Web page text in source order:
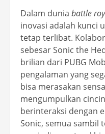
Dalam dunia battle
inovasi adalah kunci
tetap terlibat.
sebesar Sonic the
brilian dari PUBG
pengalaman yang
bisa merasakan
mengumpulkan
berinteraksi dengan
Sonic, semua sambil